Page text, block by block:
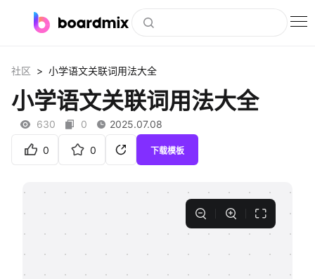
社区资源
下载
私有化部署
社区 > 小学语文关联词用法大全
小学语文关联词用法大全
630 0 2025.07.08
0 0 下载模板